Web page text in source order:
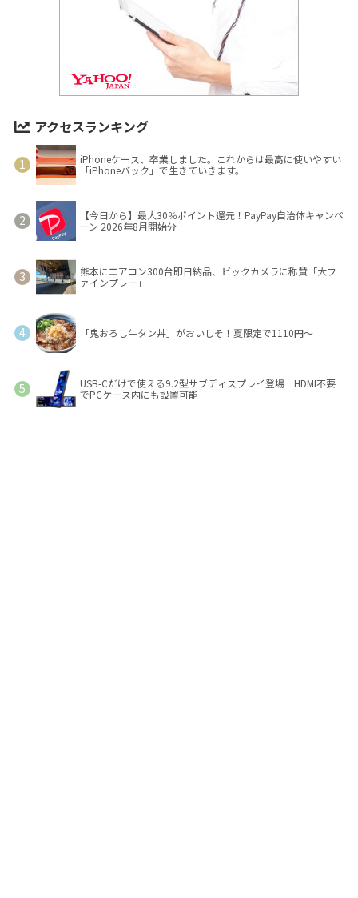
アクセスランキング
iPhoneケース、卒業しました。これからは最高に使いやすい
「iPhoneバック」で生きていきます。
【今日から】最大30％ポイント還元！PayPay自治体キャンペ
ーン 2026年8月開始分
熊本にエアコン300台即日納品、ビックカメラに称賛「大フ
ァインプレー」
「鬼おろし牛タン丼」がおいしそ！夏限定で1110円～
USB-Cだけで使える9.2型サブディスプレイ登場 HDMI不要
でPCケース内にも設置可能